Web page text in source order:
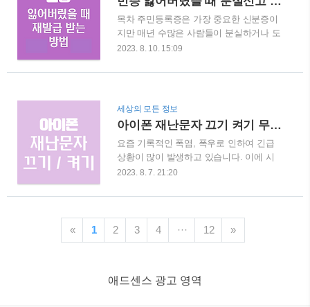
행하지 않았다고 밝혀졌습니..
매월 6만 6천원을 받아가고 있다 합니다.
그럼 지금부터 신청 정보와 자세한 내용을
더 알아보도록 할까요? 알뜰교통카드 알뜰
교통카드는 대중교통을 이용하기 위해 걷
지를 적립하여 지급해 주는 것이에요. 얼
떻게 아냐고요? 알뜰교통카드 어플에서 출
발버튼을 누르면 대중교통 승차지점까지
걷거나 자전거를 탄 이동거리가 자..
목차 주민등록증은 가장 중요한 신분증이
지만 매년 수많은 사람들이 분실하거나 도
난당하는 일이 발생하고 있습니다. 이 경
의 범죄 행위에 이용될 가능성이 있으며
분실하신 경우에는 가능한 빠른 시일 내에
분실신고를 통해 위와 같은 예기치 못한
불이익을 방지해야 합니다. 민증 분실시
가장 먼저 해야 할 일 주민등록증 분실신
고를 하지 않은 경우에는 불필요한 금전적
노출 위험, 범죄 행위에 노출되리 가능성
고를 하는 것이 중요합니다. 그럼 어떻게
분실신고를 하면 될까요? 분실신고 절차
2023. 8. 10. 15:09
세상의 모든 정보
아이폰 재난문자 끄기 켜기 무음 진동 차단
요즘 기록적인 폭염, 폭우로 인하여 긴급
상황이 많이 발생하고 있습니다. 이에 시
도 때도 없이 울리는 재난문자로 깜짝깜짝
자를 받을 수 있도록 기본 설정이 되어있
재난문자를 끄고 싶은 마음도 듭니다. 지
금부터 아이폰에서 재난문자 끄는 방법에
는 방법을 사진과 함께 보며 차근차근 설
2023. 8. 7. 21:20
« 1 2 3 4 ··· 12 »
애드센스 광고 영역